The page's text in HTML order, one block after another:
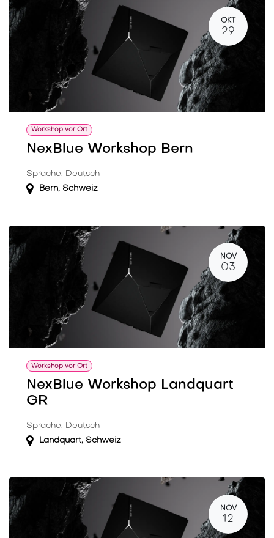
OKT
29
Workshop vor Ort
NexBlue Workshop Bern
Sprache: Deutsch
Bern, Schweiz
NOV
03
Workshop vor Ort
NexBlue Workshop Landquart
GR
Sprache: Deutsch
Landquart, Schweiz
NOV
12